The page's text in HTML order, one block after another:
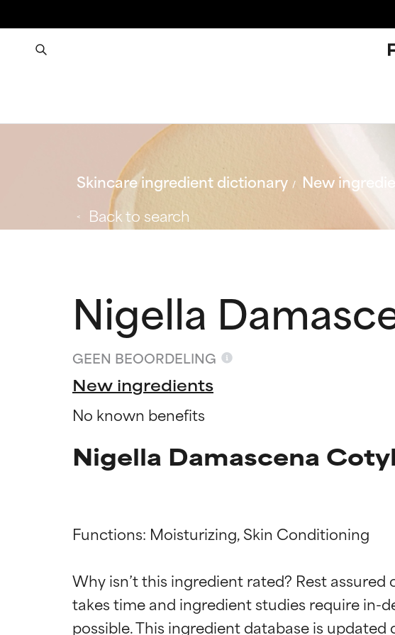
Skincare ingredient dictionary New
Back to search
Nigella
GEEN BEOORDELING
New ingredients
No known benefits
Nigella Damascena
Functions: Moisturizing, Skin Conditioning
Why isn’t this ingredient rated? Rest
takes time and ingredient studies require in-
Beoordelingen
BESTE
Beoordelingen
BESTE